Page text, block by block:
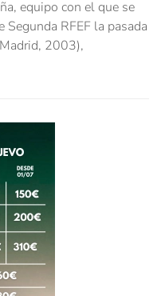
equipo con el que se
RFEF la pasada
2003),